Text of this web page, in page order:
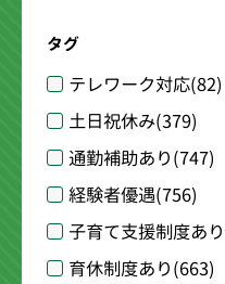
タグ
テレワーク対応(82)
土日祝休み(379)
通勤補助あり(747)
経験者優遇(756)
子育て支援制度あり
育休制度あり(663)